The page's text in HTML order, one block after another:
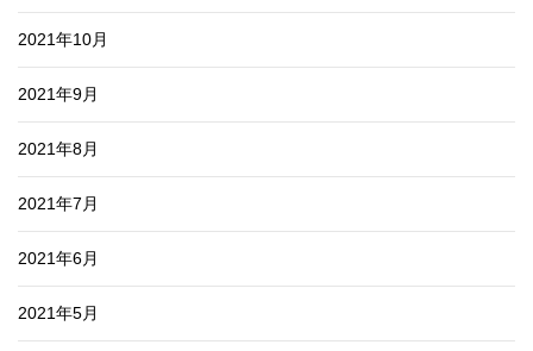
2021年10月
2021年9月
2021年8月
2021年7月
2021年6月
2021年5月